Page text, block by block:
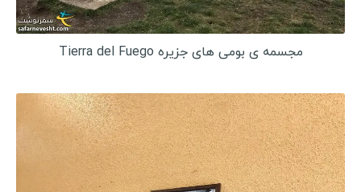
مجسمه ی بومی های جزیره Tierra del Fuego